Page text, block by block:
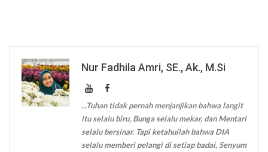
Nur Fadhila Amri, SE., Ak., M.Si
...Tuhan tidak pernah menjanjikan bahwa langit
itu selalu biru, Bunga selalu mekar, dan Mentari
selalu bersinar. Tapi ketahuilah bahwa DIA
selalu memberi pelangi di setiap badai, Senyum